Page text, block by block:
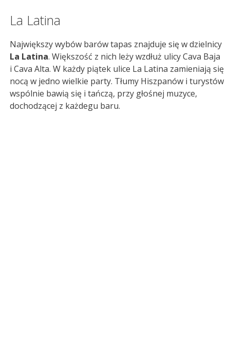
La Latina
Największy wybów barów tapas znajduje się w dzielnicy
La Latina. Większość z nich leży wzdłuż ulicy Cava Baja
i Cava Alta. W każdy piątek ulice La Latina zamieniają się
nocą w jedno wielkie party. Tłumy Hiszpanów i turystów
wspólnie bawią się i tańczą, przy głośnej muzyce,
dochodzącej z każdegu baru.